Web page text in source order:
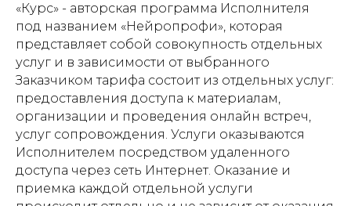
«Курс» - авторская программа Исполнителя
под названием «Нейропрофи», которая
представляет собой совокупность отдельных
услуг и в зависимости от выбранного
Заказчиком тарифа состоит из отдельных услуг:
предоставления доступа к материалам,
организации и проведения онлайн встреч,
услуг сопровождения. Услуги оказываются
Исполнителем посредством удаленного
доступа через сеть Интернет. Оказание и
приемка каждой отдельной услуги